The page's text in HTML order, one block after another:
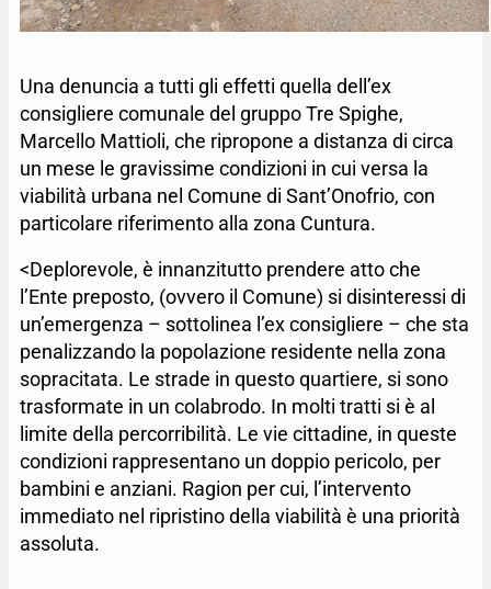
Una denuncia a tutti gli effetti quella dell’ex
consigliere comunale del gruppo Tre Spighe,
Marcello Mattioli, che ripropone a distanza di circa
un mese le gravissime condizioni in cui versa la
viabilità urbana nel Comune di Sant’Onofrio, con
particolare riferimento alla zona Cuntura.
<Deplorevole, è innanzitutto prendere atto che
l’Ente preposto, (ovvero il Comune) si disinteressi di
un’emergenza – sottolinea l’ex consigliere – che sta
penalizzando la popolazione residente nella zona
sopracitata. Le strade in questo quartiere, si sono
trasformate in un colabrodo. In molti tratti si è al
limite della percorribilità. Le vie cittadine, in queste
condizioni rappresentano un doppio pericolo, per
bambini e anziani. Ragion per cui, l’intervento
immediato nel ripristino della viabilità è una priorità
assoluta.